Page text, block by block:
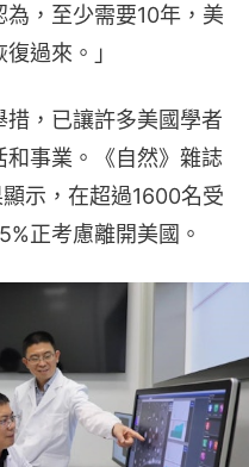
，至少需要10年，美
過來。」
，已讓許多美國學者
事業。《自然》雜誌
示，在超過1600名受
正考慮離開美國。